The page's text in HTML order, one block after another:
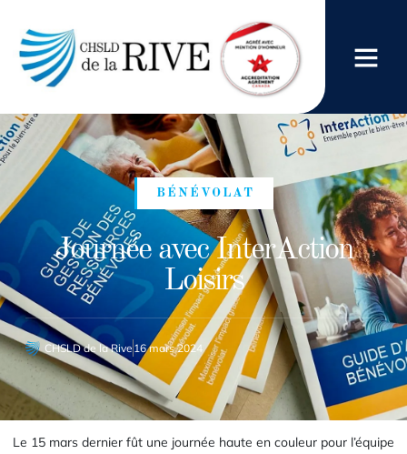
BÉNÉVOLAT
Journée avec InterAction
Loisirs
CHSLD de la Rive 16 mars 2024
Le 15 mars dernier fût une journée haute en couleur pour l’équipe